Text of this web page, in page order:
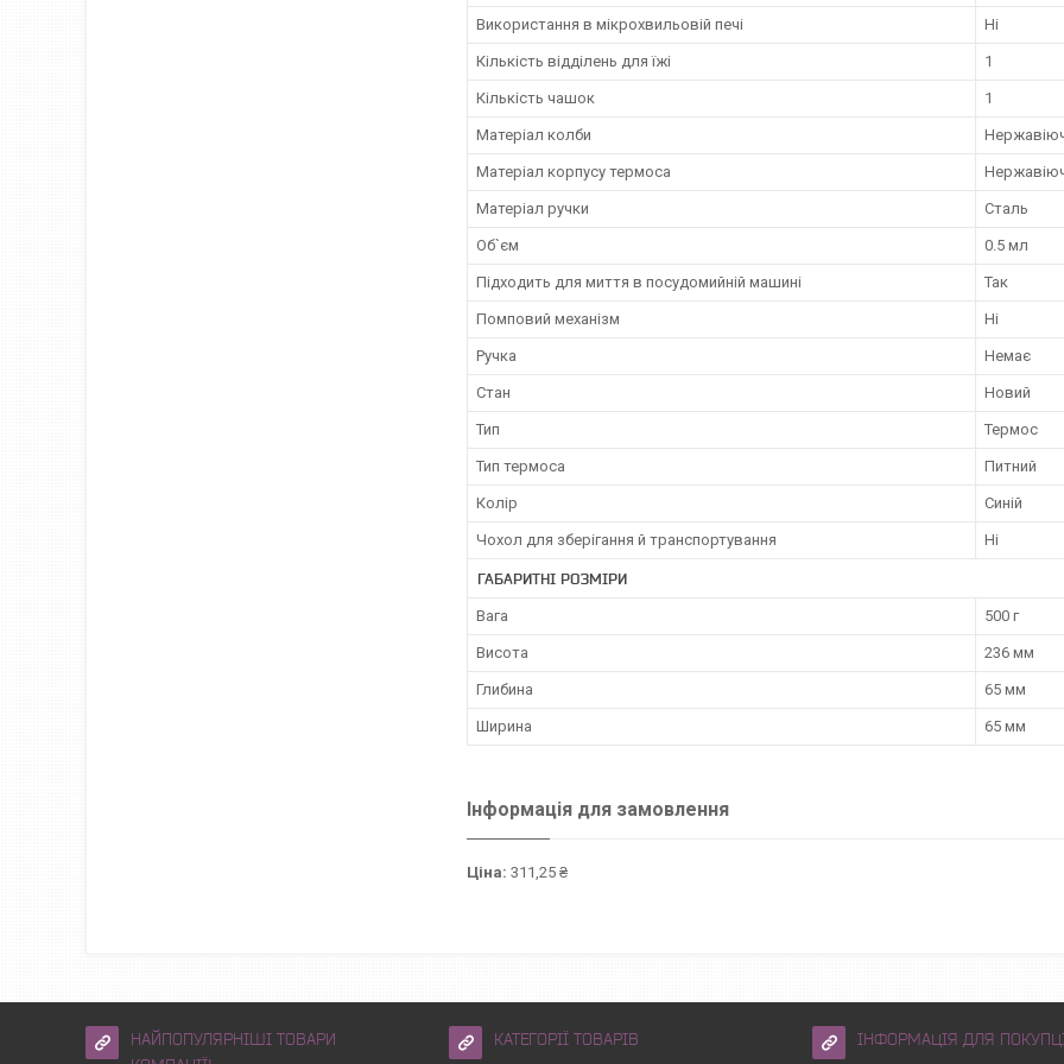
Використання в мікрохвильовій печі Ні
Кількість відділень для їжі 1
Кількість чашок 1
Матеріал колби
Матеріал корпусу термоса
Матеріал ручки Сталь
Об`єм 0.5 мл
Підходить для миття в посудомийній машині Так
Помповий механізм Ні
Ручка Немає
Стан Новий
Тип Термос
Тип термоса Питний
Колір Синій
Чохол для зберігання й транспортування Ні
ГАБАРИТНІ РОЗМІРИ
Вага 500 г
Висота 236 мм
Глибина 65 мм
Ширина 65 мм
Інформація для замовлення
Ціна: 311,25 ₴
НАЙПОПУЛЯРНІШІ ТОВАРИ
КАТЕГОРІЇ ТОВАРІВ ІНФОРМАЦІЯ ДЛЯ